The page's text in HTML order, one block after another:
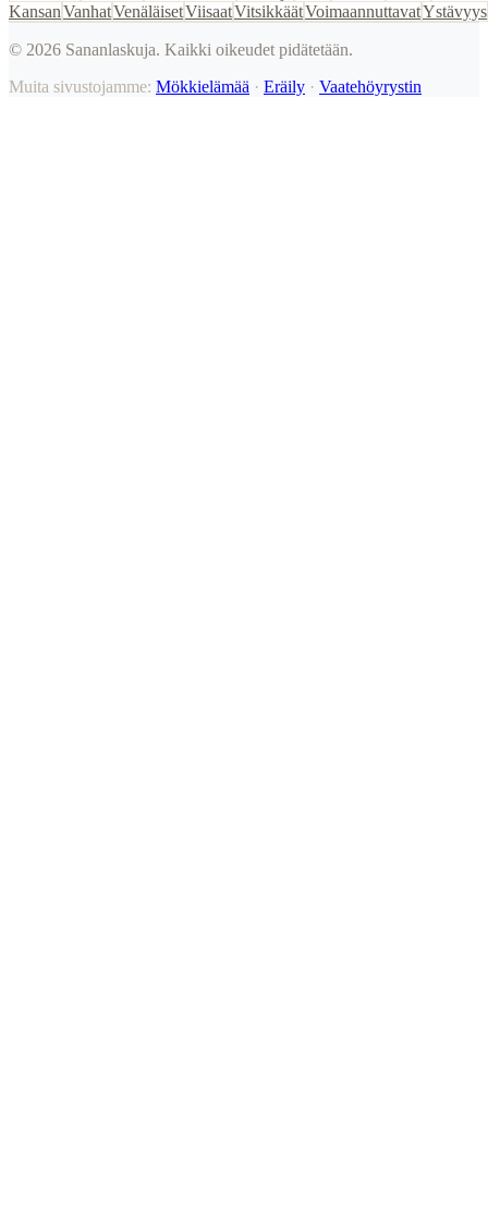
KansanVanhatVenäläisetViisaatVitsikkäätVoimaannuttavatYstävyys
© 2026 Sananlaskuja. Kaikki oikeudet pidätetään.
Muita sivustojamme: Mökkielämää · Eräily · Vaatehöyrystin